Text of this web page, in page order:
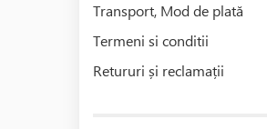
Transport, Mod de plată
Termeni si conditii
Retururi și reclamații